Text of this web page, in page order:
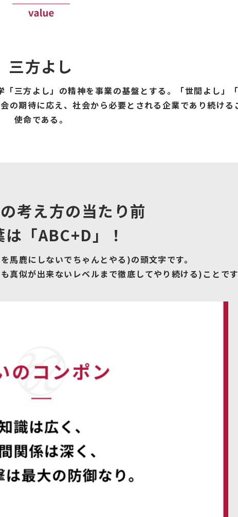
三方よし
三方よし」の精神を事業の基盤とする。「世間よし」「
の期待に応え、社会から必要とされる企業であり続ける
使命である。
考え方の当たり前
「ABC+D」！
馬鹿にしないでちゃんとやる)の頭文字です。
真似が出来ないレベルまで徹底してやり続ける)ことです